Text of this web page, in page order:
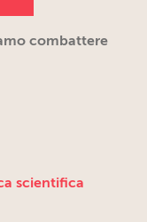
combattere
scientifica